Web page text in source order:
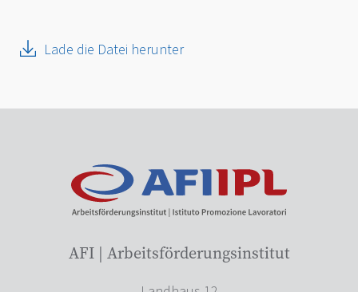
Lade die Datei herunter
AFI | Arbeitsförderungsinstitut